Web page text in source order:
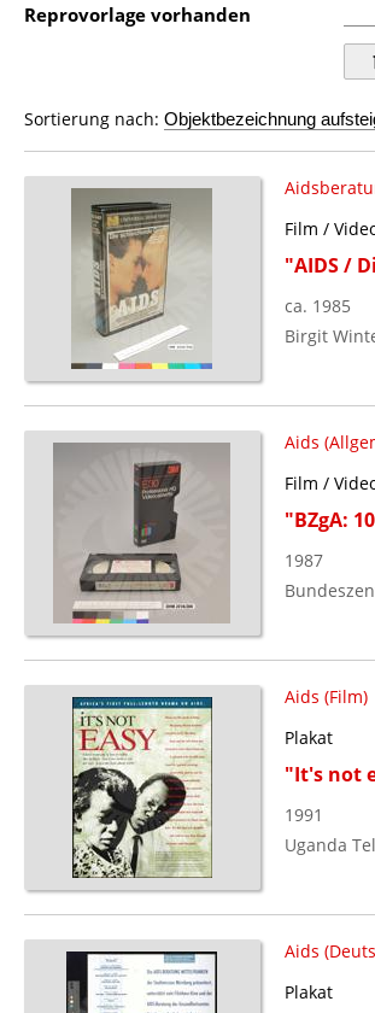
Reprovorlage vorhanden
Sortierung nach:
Film /
"AIDS /
ca. 1985
Birgit
Aids
Film /
"BZgA:
1987
Aids (Film)
Plakat
"It's not
1991
Uganda
Aids
Plakat